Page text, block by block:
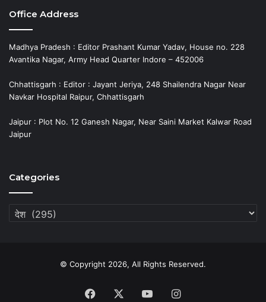
Office Address
Madhya Pradesh : Editor Prashant Kumar Yadav, House no. 228
Avantika Nagar, Army Head Quarter Indore – 452006
Chhattisgarh : Editor : Jayant Jeriya, 248 Shailendra Nagar Near
Navkar Hospital Raipur, Chhattisgarh
Jaipur : Plot No. 12 Ganesh Nagar, Near Saini Market Kalwar Road
Jaipur
Categories
Categories
© Copyright 2026, All Rights Reserved.
Facebook YouTubeInstagram